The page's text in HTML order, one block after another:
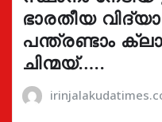
ഭാരതീയ
പന്ത്രണ്ടാം
ചിന്മയ്…..